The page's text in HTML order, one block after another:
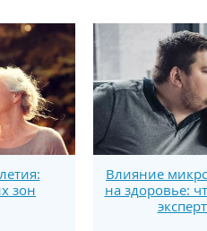
зон
Влияние
на здоровье: